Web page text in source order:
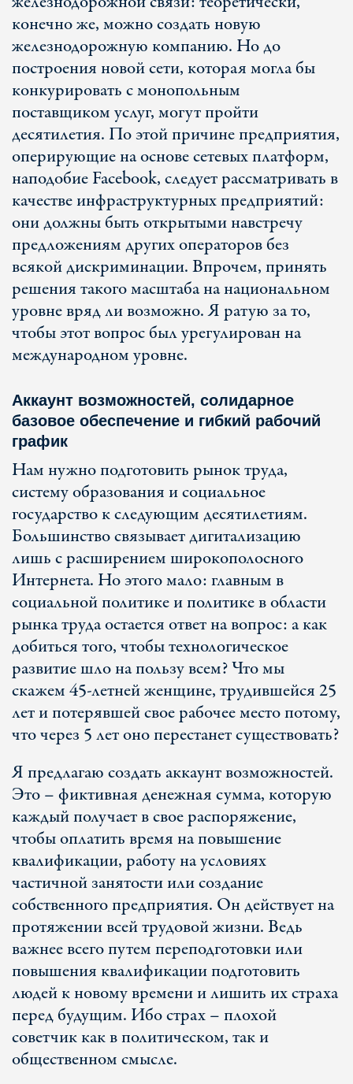
конечно же, можно создать новую
железнодорожную компанию. Но до
построения новой сети, которая могла бы
конкурировать с монопольным
поставщиком услуг, могут пройти
десятилетия. По этой причине предприятия,
оперирующие на основе сетевых платформ,
наподобие Facebook, следует рассматривать в
качестве инфраструктурных предприятий:
они должны быть открытыми навстречу
предложениям других операторов без
всякой дискриминации. Впрочем, принять
решения такого масштаба на национальном
уровне вряд ли возможно. Я ратую за то,
чтобы этот вопрос был урегулирован на
международном уровне.
Аккаунт возможностей, солидарное
базовое обеспечение и гибкий рабочий
график
Нам нужно подготовить рынок труда,
систему образования и социальное
государство к следующим десятилетиям.
Большинство связывает дигитализацию
лишь с расширением широкополосного
Интернета. Но этого мало: главным в
социальной политике и политике в области
рынка труда остается ответ на вопрос: а как
добиться того, чтобы технологическое
развитие шло на пользу всем? Что мы
скажем 45-летней женщине, трудившейся 25
лет и потерявшей свое рабочее место потому,
что через 5 лет оно перестанет существовать?
Я предлагаю создать аккаунт возможностей.
Это – фиктивная денежная сумма, которую
каждый получает в свое распоряжение,
чтобы оплатить время на повышение
квалификации, работу на условиях
частичной занятости или создание
собственного предприятия. Он действует на
протяжении всей трудовой жизни. Ведь
важнее всего путем переподготовки или
повышения квалификации подготовить
людей к новому времени и лишить их страха
перед будущим. Ибо страх – плохой
советчик как в политическом, так и
общественном смысле.